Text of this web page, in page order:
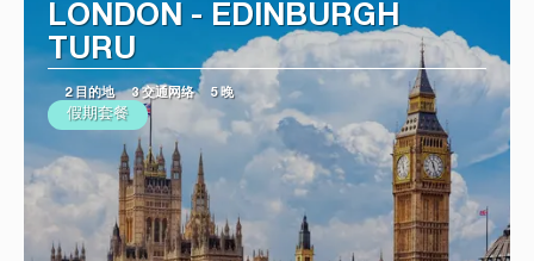
LONDON - EDINBURGH
TURU
2 目的地 3 交通网络 5 晚
假期套餐